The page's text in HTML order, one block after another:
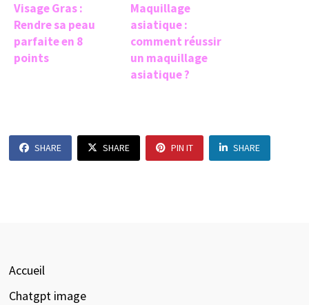
Visage Gras :
Rendre sa peau
parfaite en 8
points
Maquillage
asiatique :
comment réussir
un maquillage
asiatique ?
SHARE SHARE PIN IT SHARE
Accueil
Chatgpt image